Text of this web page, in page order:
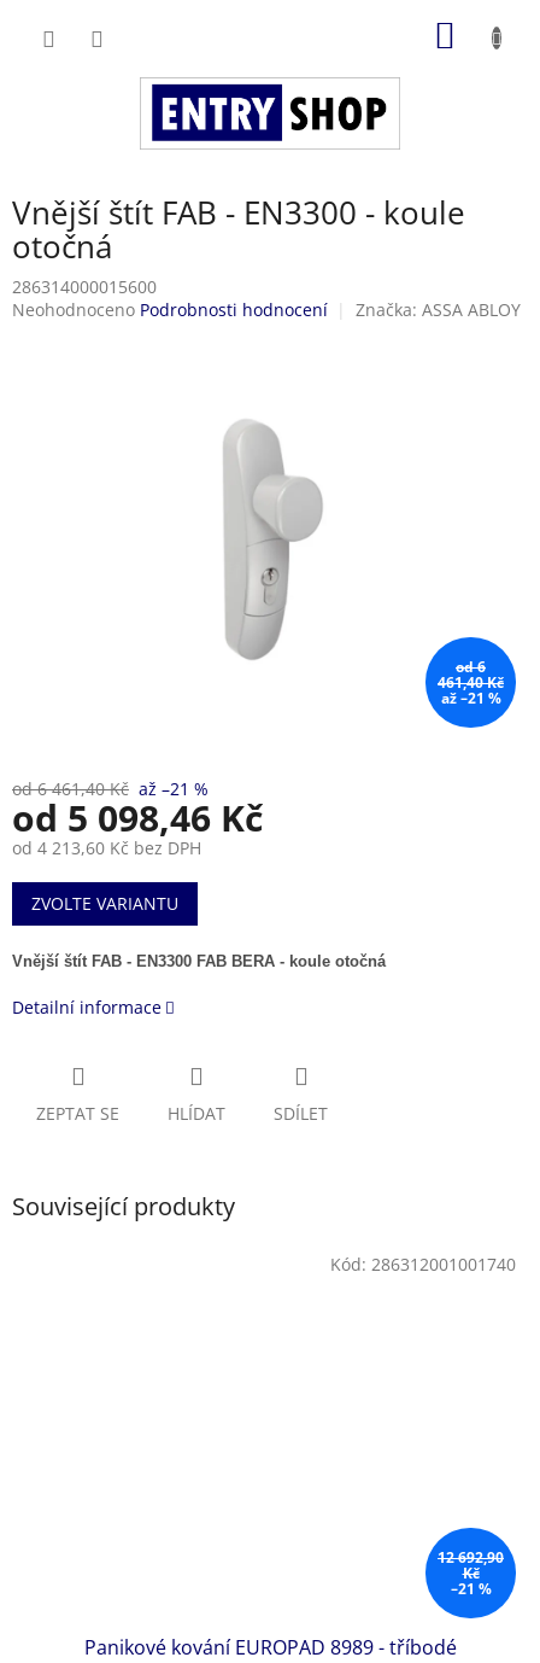
Vnější štít FAB - EN3300 - koule
otočná
286314000015600
Průměrné
Neohodnoceno Podrobnosti hodnocení Značka: ASSA ABLOY
od 6
461,40 Kč
až –21 %
od 6 461,40 Kč až –21 %
od 5 098,46 Kč
od 4 213,60 Kč bez DPH
Měrná
cena:
ZVOLTE VARIANTU
Vnější štít FAB - EN3300 FAB BERA - koule otočná
Detailní informace
ZEPTAT SE HLÍDAT SDÍLET
Související produkty
12 692,90
Kč
–21 %
Panikové kování EUROPAD 8989 - tříbodé
Kód: 286312001001740